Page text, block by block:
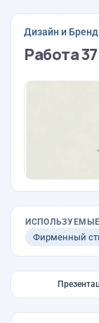
Дизайн и
Работа
Фирменный